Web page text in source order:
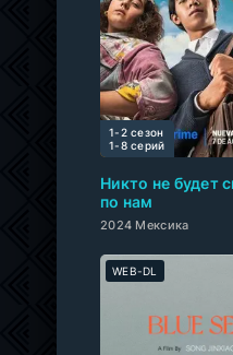
Никто не будет
по нам
2024 Мексика
1-2 сезон
1-8 cерий
WEB-DL